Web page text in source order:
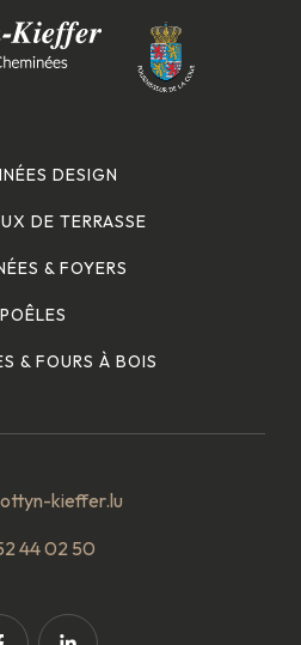
DESIGN
DE TERRASSE
& FOYERS
POÊLES
& FOURS À BOIS
kieffer.lu
44 02 50